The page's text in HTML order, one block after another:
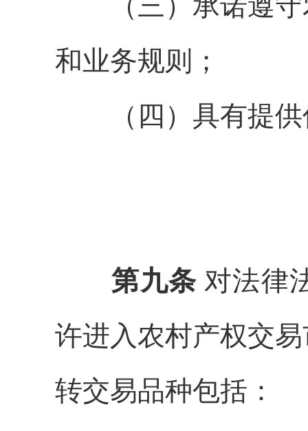
和业务规则；
（ 四 ） 具有提
第九条 对法律
许进入农村产权交
转交易品种包括：